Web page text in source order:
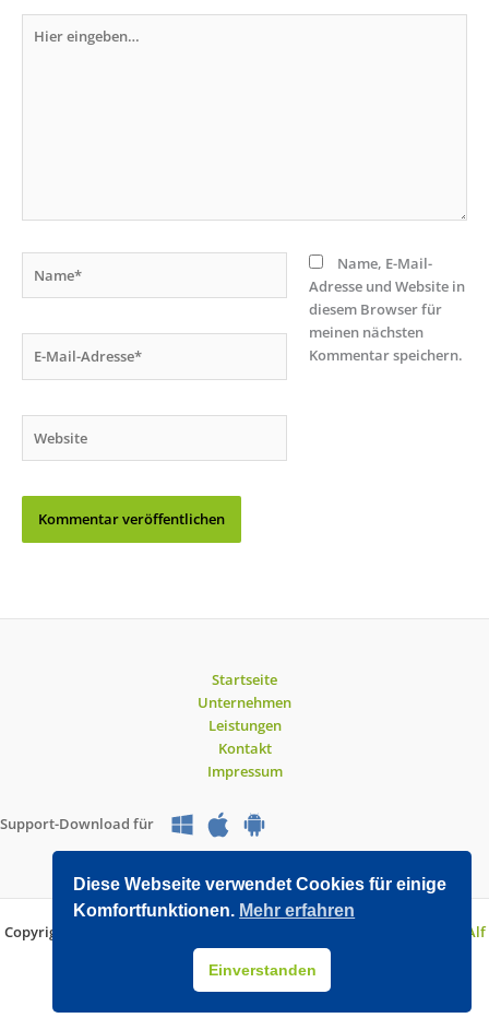
eingeben…
Mail-
Name, E-Mail-
Adresse und Website in
diesem Browser für
meinen nächsten
Kommentar speichern.
Startseite
Unternehmen
Leistungen
Kontakt
Impressum
Support-Download für
Copyright © 2026 O&V DATEC GmbH | Entwickelt mit WordPress von
Alf
Drollinger
Diese Webseite verwendet Cookies für einige
Komfortfunktionen. Mehr erfahren
Einverstanden